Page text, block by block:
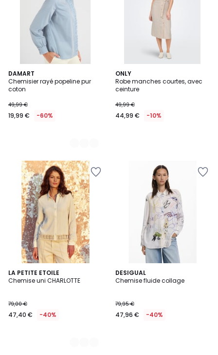
DAMART
Chemisier rayé popeline pur
coton
49,99 €
19,99 € -60%
2
Couleurs
ONLY
Robe manches courtes, avec
ceinture
49,99 €
44,99 € -10%
LA PETITE ETOILE
Chemise uni CHARLOTTE
79,00 €
47,40 € -40%
2
Couleurs
DESIGUAL
Chemise fluide collage
79,95 €
47,96 € -40%